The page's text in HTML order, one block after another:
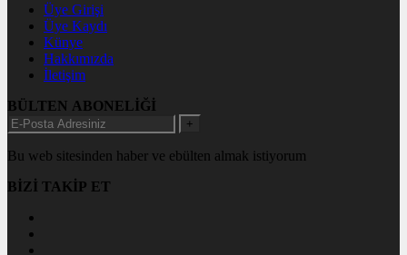
Üye Girişi
Üye Kaydı
Künye
Hakkımızda
İletişim
BÜLTEN ABONELİĞİ
+
Bu web sitesinden haber ve ebülten almak istiyorum
BİZİ TAKİP ET